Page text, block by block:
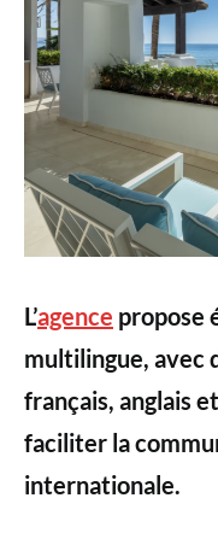
L’agence propose
multilingue, avec
français, anglais
faciliter la
internationale.